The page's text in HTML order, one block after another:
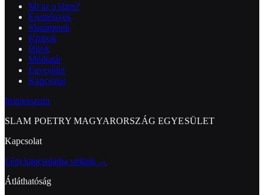
Mi az a slam?
Események
Slammerek
Klubok
Hírek
Médiatár
Egyesület
Kapcsolat
Impresszum
SLAM POETRY MAGYARORSZÁG EGYESÜLET
Kapcsolat
Lépj kapcsolatba velünk →
Átláthatóság